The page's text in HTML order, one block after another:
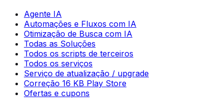
Agente IA
Automações e Fluxos com IA
Otimização de Busca com IA
Todas as Soluções
Todos os scripts de terceiros
Todos os serviços
Serviço de atualização / upgrade
Correção 16 KB Play Store
Ofertas e cupons